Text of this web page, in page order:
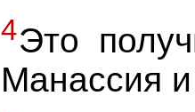
4Это
Манассия